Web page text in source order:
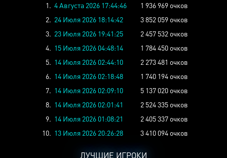
1. 4 Августа 2026 17:44:46
1 936 969 очков
2. 24 Июля 2026 18:14:42
3 852 059 очков
3. 23 Июля 2026 19:41:25
2 457 532 очков
4. 15 Июля 2026 04:48:14
1 784 450 очков
5. 14 Июля 2026 02:44:10
2 273 481 очков
6. 14 Июля 2026 02:18:48
1 740 194 очков
7. 14 Июля 2026 02:09:10
5 137 020 очков
8. 14 Июля 2026 02:01:41
2 524 335 очков
9. 14 Июля 2026 01:08:21
2 405 337 очков
10. 13 Июля 2026 20:26:28 3 410 094 очков
ЛУЧШИЕ ИГРОКИ